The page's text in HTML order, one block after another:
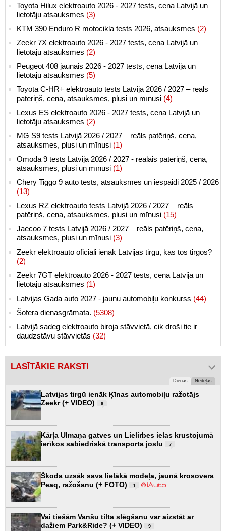
Toyota Hilux elektroauto 2026 - 2027 tests, cena Latvijā un
lietotāju atsauksmes (3)
KTM 390 Enduro R motocikla tests 2026, atsauksmes (2)
Zeekr 7X elektroauto 2026 - 2027 tests, cena Latvijā un
lietotāju atsauksmes (2)
Peugeot 408 jaunais 2026 - 2027 tests, cena Latvijā un
lietotāju atsauksmes (5)
Toyota C-HR+ elektroauto tests Latvijā 2026 / 2027 – reāls
patēriņš, cena, atsauksmes, plusi un mīnusi (4)
Lexus ES elektroauto 2026 - 2027 tests, cena Latvijā un
lietotāju atsauksmes (2)
MG S9 tests Latvijā 2026 / 2027 – reāls patēriņš, cena,
atsauksmes, plusi un mīnusi (1)
Omoda 9 tests Latvijā 2026 / 2027 - reālais patēriņš, cena,
atsauksmes, plusi un mīnusi (1)
Chery Tiggo 9 auto tests, atsauksmes un iespaidi 2025 / 2026
(13)
Lexus RZ elektroauto tests Latvijā 2026 / 2027 – reāls
patēriņš, cena, atsauksmes, plusi un mīnusi (15)
Jaecoo 7 tests Latvijā 2026 / 2027 – reāls patēriņš, cena,
atsauksmes, plusi un mīnusi (3)
Zeekr elektroauto oficiāli ienāk Latvijas tirgū, kas tos tirgos?
(2)
Zeekr 7GT elektroauto 2026 - 2027 tests, cena Latvijā un
lietotāju atsauksmes (1)
Latvijas Gada auto 2027 - jaunu automobiļu konkurss (44)
Šofera dienasgrāmata. (5308)
Latvijā sadeg elektroauto biroja stāvvietā, cik droši tie ir
daudzstāvu stāvvietās (32)
LASĪTĀKIE RAKSTI
Dienas Nedēļas
Latvijas tirgū ienāk Ķīnas automobiļu ražotājs
Zeekr (+ VIDEO)
6
Kārļa Ulmaņa gatves un Lielirbes ielas krustojumā
ierīkos sabiedriskā transporta joslu
7
Škoda uzsāk sava lielākā modeļa, jaunā krosovera
Peaq, ražošanu (+ FOTO)
1
Vai tiešām Vanšu tilta slēgšanu var aizstāt ar
dažiem Park&Ride? (+ VIDEO)
9